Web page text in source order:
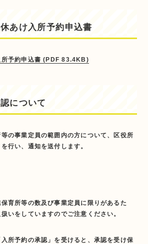
あけ入所予約申込書
所予約申込書 (PDF 83.4KB)
について
の事業定員の範囲内の方について、区役所
行い、通知を送付します。
育所等の数及び事業定員に限りがあるた
いをしていますのでご注意ください。
所予約の承認」を受けると、承認を受け保